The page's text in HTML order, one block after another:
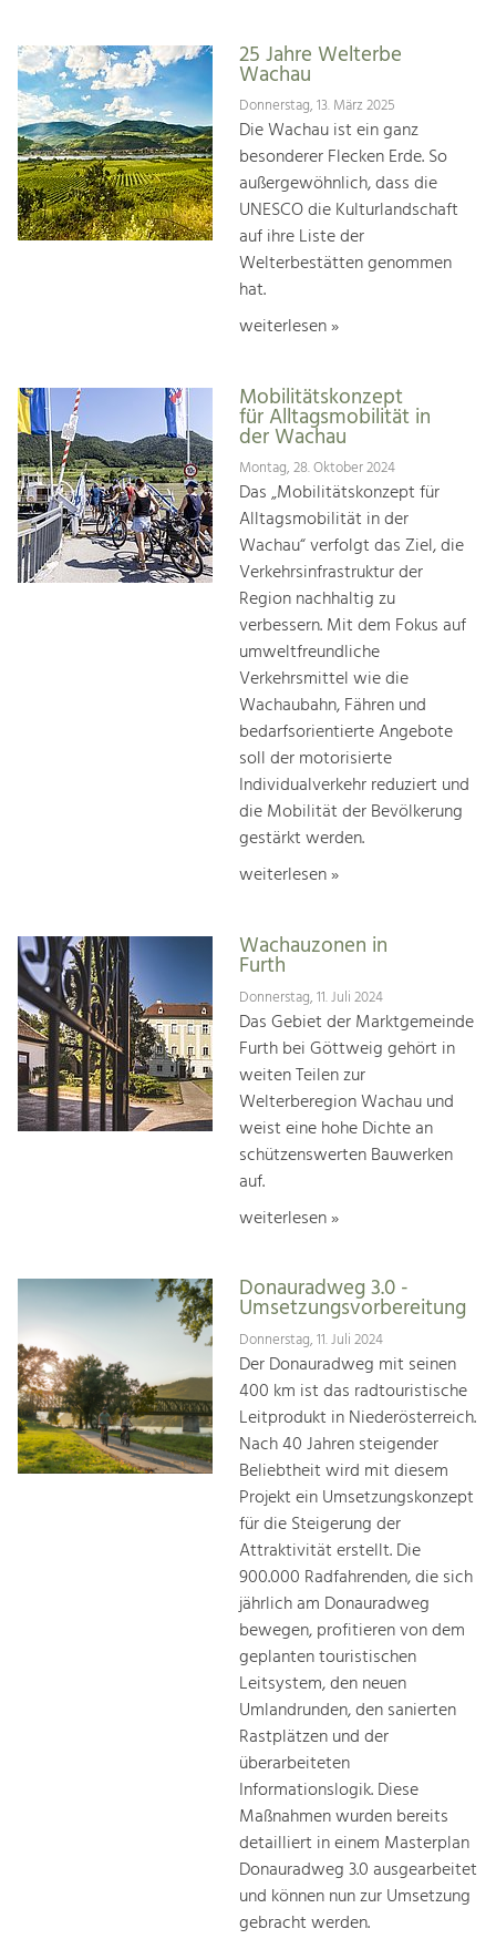
25 Jahre Welterbe
Wachau
Donnerstag, 13. März 2025
Die Wachau ist ein ganz
besonderer Flecken Erde. So
außergewöhnlich, dass die
UNESCO die Kulturlandschaft
auf ihre Liste der
Welterbestätten genommen
hat.
weiterlesen »
Mobilitätskonzept
für Alltagsmobilität in
der Wachau
Montag, 28. Oktober 2024
Das „Mobilitätskonzept für
Alltagsmobilität in der
Wachau“ verfolgt das Ziel, die
Verkehrsinfrastruktur der
Region nachhaltig zu
verbessern. Mit dem Fokus auf
umweltfreundliche
Verkehrsmittel wie die
Wachaubahn, Fähren und
bedarfsorientierte Angebote
soll der motorisierte
Individualverkehr reduziert und
die Mobilität der Bevölkerung
gestärkt werden.
weiterlesen »
Wachauzonen in
Furth
Donnerstag, 11. Juli 2024
Das Gebiet der Marktgemeinde
Furth bei Göttweig gehört in
weiten Teilen zur
Welterberegion Wachau und
weist eine hohe Dichte an
schützenswerten Bauwerken
auf.
weiterlesen »
Donauradweg 3.0 -
Umsetzungsvorbereitung
Donnerstag, 11. Juli 2024
Der Donauradweg mit seinen
400 km ist das radtouristische
Leitprodukt in Niederösterreich.
Nach 40 Jahren steigender
Beliebtheit wird mit diesem
Projekt ein Umsetzungskonzept
für die Steigerung der
Attraktivität erstellt. Die
900.000 Radfahrenden, die sich
jährlich am Donauradweg
bewegen, profitieren von dem
geplanten touristischen
Leitsystem, den neuen
Umlandrunden, den sanierten
Rastplätzen und der
überarbeiteten
Informationslogik. Diese
Maßnahmen wurden bereits
detailliert in einem Masterplan
Donauradweg 3.0 ausgearbeitet
und können nun zur Umsetzung
gebracht werden.